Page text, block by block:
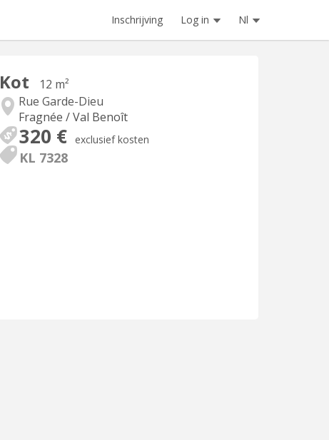
Inschrijving Log in Nl
Kot
12 m²
Rue Garde-Dieu
Fragnée / Val Benoît
320 € exclusief kosten
KL 7328